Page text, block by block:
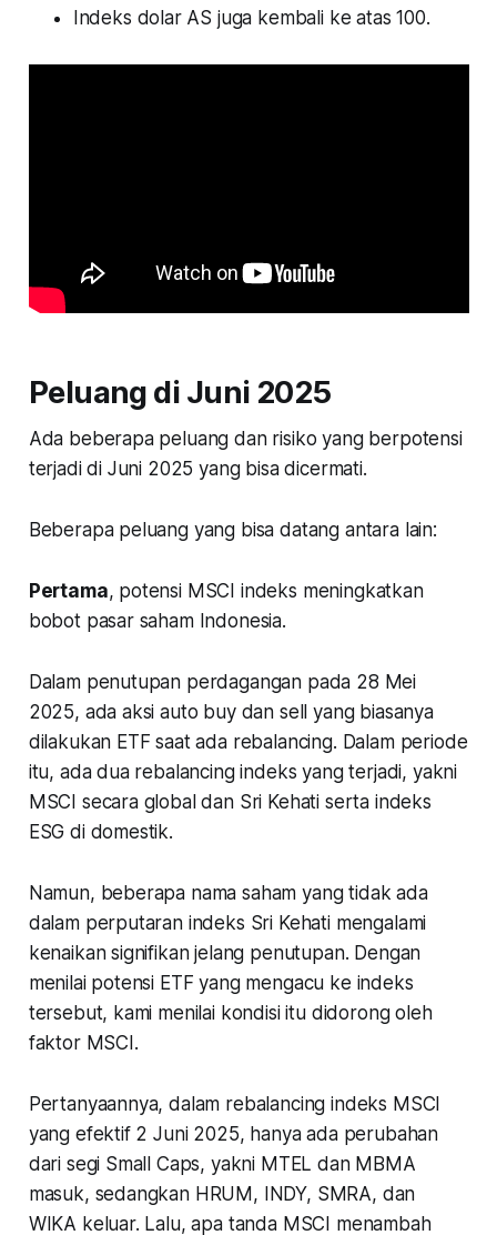
Indeks dolar AS juga kembali ke atas 100.
Peluang di Juni 2025
Ada beberapa peluang dan risiko yang berpotensi
terjadi di Juni 2025 yang bisa dicermati.
Beberapa peluang yang bisa datang antara lain:
Pertama, potensi MSCI indeks meningkatkan
bobot pasar saham Indonesia.
Dalam penutupan perdagangan pada 28 Mei
2025, ada aksi auto buy dan sell yang biasanya
dilakukan ETF saat ada rebalancing. Dalam periode
itu, ada dua rebalancing indeks yang terjadi, yakni
MSCI secara global dan Sri Kehati serta indeks
ESG di domestik.
Namun, beberapa nama saham yang tidak ada
dalam perputaran indeks Sri Kehati mengalami
kenaikan signifikan jelang penutupan. Dengan
menilai potensi ETF yang mengacu ke indeks
tersebut, kami menilai kondisi itu didorong oleh
faktor MSCI.
Pertanyaannya, dalam rebalancing indeks MSCI
yang efektif 2 Juni 2025, hanya ada perubahan
dari segi Small Caps, yakni MTEL dan MBMA
masuk, sedangkan HRUM, INDY, SMRA, dan
WIKA keluar. Lalu, apa tanda MSCI menambah